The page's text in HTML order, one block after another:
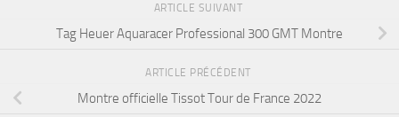
ARTICLE SUIVANT
Tag Heuer Aquaracer Professional 300 GMT Montre
ARTICLE PRÉCÉDENT
Montre officielle Tissot Tour de France 2022